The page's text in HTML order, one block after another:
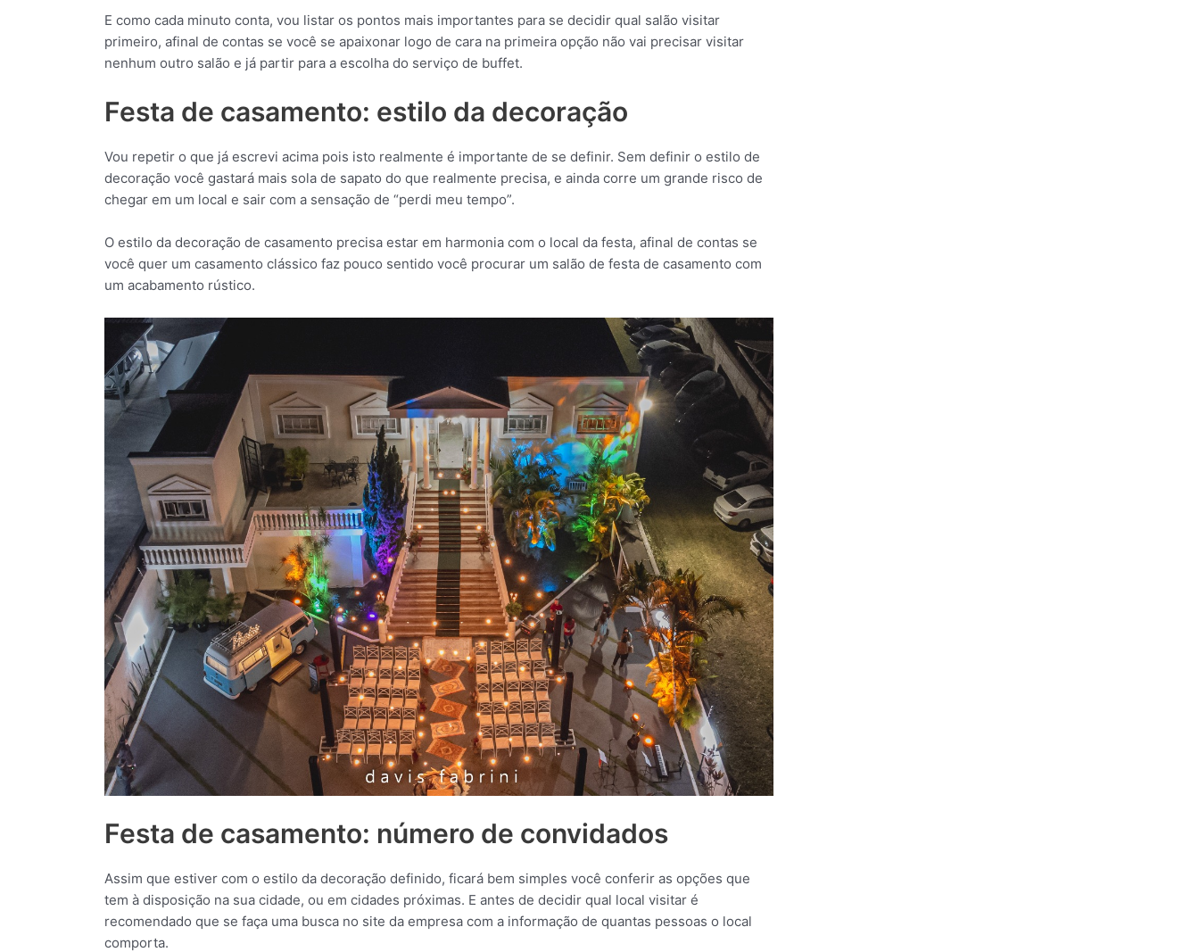
E como cada minuto conta, vou listar os pontos mais importantes para se decidir qual salão visitar
primeiro, afinal de contas se você se apaixonar logo de cara na primeira opção não vai precisar visitar
nenhum outro salão e já partir para a escolha do serviço de buffet.
Festa de casamento: estilo da decoração
Vou repetir o que já escrevi acima pois isto realmente é importante de se definir. Sem definir o estilo de
decoração você gastará mais sola de sapato do que realmente precisa, e ainda corre um grande risco de
chegar em um local e sair com a sensação de “perdi meu tempo”.
O estilo da decoração de casamento precisa estar em harmonia com o local da festa, afinal de contas se
você quer um casamento clássico faz pouco sentido você procurar um salão de festa de casamento com
um acabamento rústico.
Festa de casamento: número de convidados
Assim que estiver com o estilo da decoração definido, ficará bem simples você conferir as opções que
tem à disposição na sua cidade, ou em cidades próximas. E antes de decidir qual local visitar é
recomendado que se faça uma busca no site da empresa com a informação de quantas pessoas o local
comporta.